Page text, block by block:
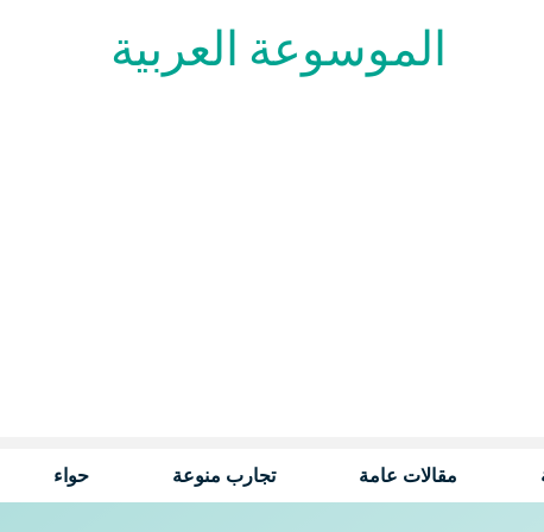
الموسوعة العربية
مقالات عامة تجارب منوعة حواء